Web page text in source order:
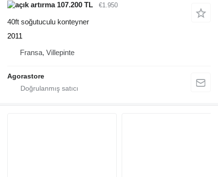
107.200 TL
€1.950
40ft soğutuculu konteyner
2011
Fransa, Villepinte
Agorastore